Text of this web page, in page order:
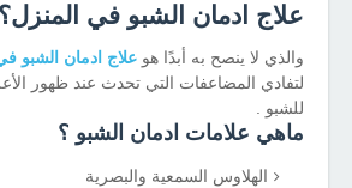
علاج ادمان الشبو في المنزل؟
والذي لا ينصح به أبدًا هو علاج ادمان الشبو
لتفادي المضاعفات التي تحدث عند ظهور
للشبو .
ماهي علامات ادمان الشبو ؟
الهلاوس السمعية والبصرية